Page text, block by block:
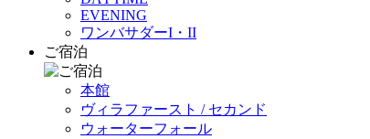
EVENING
ワンバサダーI・II
ご宿泊
本館
ヴィラファースト / セカンド
ウォーターフォール